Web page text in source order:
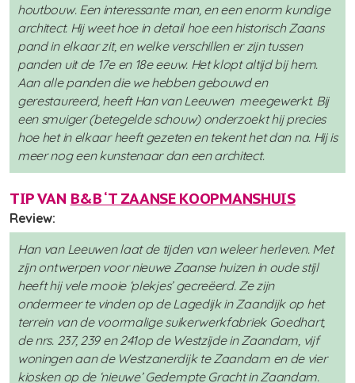
houtbouw. Een interessante man, en een enorm kundige
architect. Hij weet hoe in detail hoe een historisch Zaans
pand in elkaar zit, en welke verschillen er zijn tussen
panden uit de 17e en 18e eeuw. Het klopt altijd bij hem.
Aan alle panden die we hebben gebouwd en
gerestaureerd, heeft Han van Leeuwen meegewerkt. Bij
een smuiger (betegelde schouw) onderzoekt hij precies
hoe het in elkaar heeft gezeten en tekent het dan na. Hij is
meer nog een kunstenaar dan een architect.
TIP VAN B&B ‘T ZAANSE KOOPMANSHUIS
Review:
Han van Leeuwen laat de tijden van weleer herleven. Met
zijn ontwerpen voor nieuwe Zaanse huizen in oude stijl
heeft hij vele mooie ‘plekjes’ gecreëerd. Ze zijn
ondermeer te vinden op de Lagedijk in Zaandijk op het
terrein van de voormalige suikerwerkfabriek Goedhart,
de nrs. 237, 239 en 241op de Westzijde in Zaandam, vijf
woningen aan de Westzanerdijk te Zaandam en de vier
kiosken op de ‘nieuwe’ Gedempte Gracht in Zaandam.